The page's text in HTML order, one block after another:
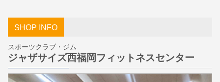
SHOP INFO
スポーツクラブ・ジム
ジャザサイズ西福岡フィットネスセンター